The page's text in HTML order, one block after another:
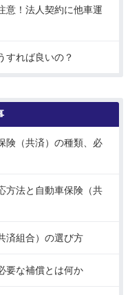
！法人契約に他車運
すれば良いの？
険（共済）の種類、必
方法と自動車保険（共
済組合）の選び方
要な補償とは何か